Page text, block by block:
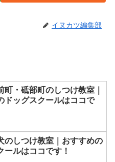
イヌカツ編集部
町・砥部町のしつけ教室｜
ドッグスクールはココで
のしつけ教室｜おすすめの
ールはココです！